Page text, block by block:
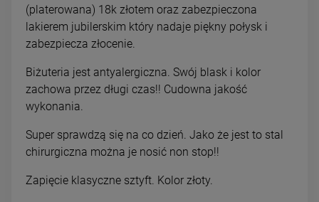
(platerowana) 18k złotem oraz zabezpieczona
lakierem jubilerskim który nadaje piękny połysk i
zabezpiecza złocenie.
Biżuteria jest antyalergiczna. Swój blask i kolor
zachowa przez długi czas!! Cudowna jakość
wykonania.
Super sprawdzą się na co dzień. Jako że jest to stal
chirurgiczna można je nosić non stop!!
Zapięcie klasyczne sztyft. Kolor złoty.